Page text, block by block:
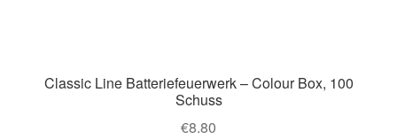
Classic Line Batteriefeuerwerk – Colour Box, 100
Schuss
€8.80